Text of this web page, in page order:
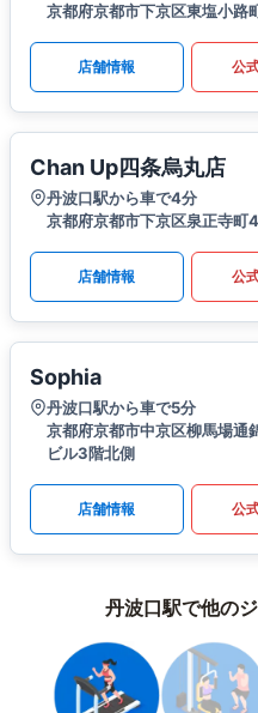
京都府京都市下京区東塩小路
店舗情報 公
Chan Up四条烏丸店
丹波口駅から車で4分
京都府京都市下京区泉正寺
店舗情報 公
Sophia
丹波口駅から車で5分
京都府京都市中京区柳馬場
ビル3階北側
店舗情報 公
丹波口駅で他の